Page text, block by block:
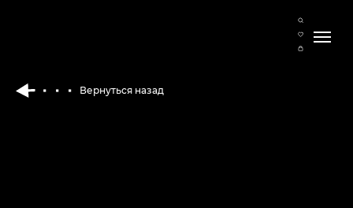
Вернуться назад